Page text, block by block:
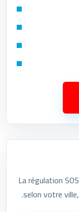
La régulation
selon votre